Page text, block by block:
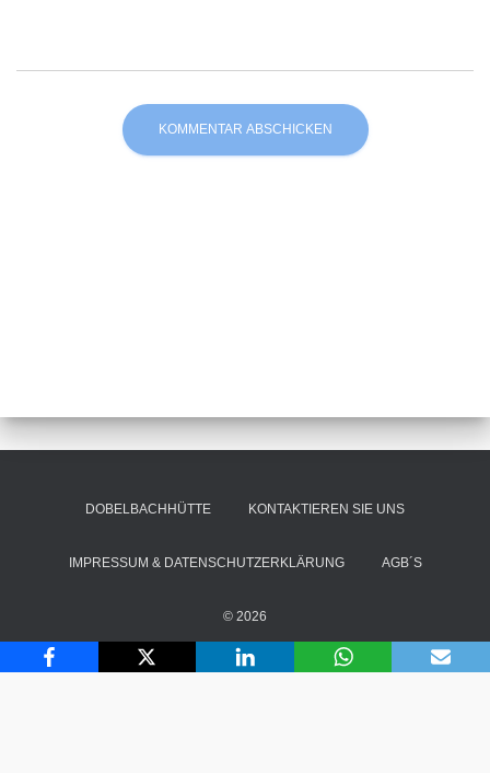
DOBELBACHHÜTTE KONTAKTIEREN SIE UNS
IMPRESSUM & DATENSCHUTZERKLÄRUNG AGB´S
© 2026